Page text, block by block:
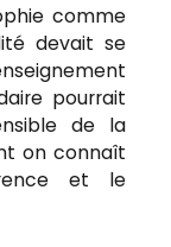
comme
devait se
pourrait
de la
on connaît
et le